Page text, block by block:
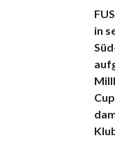
in